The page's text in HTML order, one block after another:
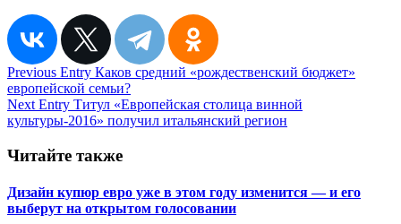
Навигация
по
записям
Previous Entry Каков средний «рождественский бюджет»
европейской семьи?
Next Entry Титул «Европейская столица винной
культуры-2016» получил итальянский регион
Читайте также
Дизайн купюр евро уже в этом году изменится — и его
выберут на открытом голосовании